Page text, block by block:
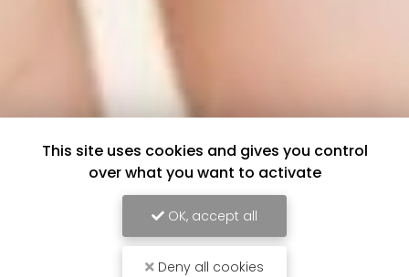
This site uses cookies and gives you control
over what you want to activate
OK, accept all
Deny all cookies